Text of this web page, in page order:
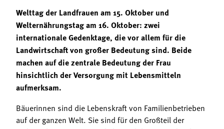
Welttag der Landfrauen am 15. Oktober und
Welternährungstag am 16. Oktober: zwei
internationale Gedenktage, die vor allem für die
Landwirtschaft von großer Bedeutung sind. Beide
machen auf die zentrale Bedeutung der Frau
hinsichtlich der Versorgung mit Lebensmitteln
aufmerksam.
Bäuerinnen sind die Lebenskraft von Familienbetrieben
auf der ganzen Welt. Sie sind für den Großteil der